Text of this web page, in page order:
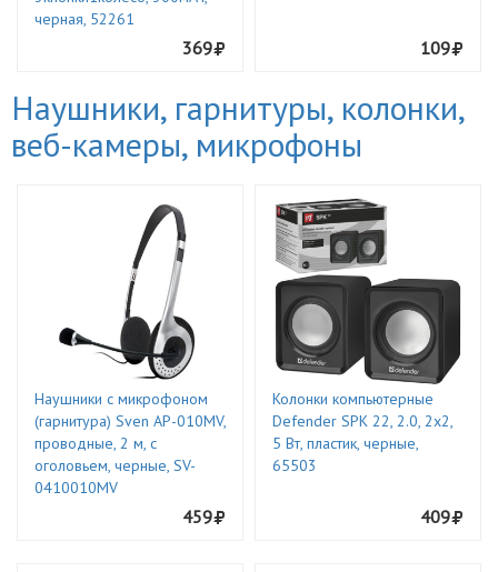
черная, 52261
369 109
Наушники, гарнитуры, колонки,
веб-камеры, микрофоны
Наушники с микрофоном
(гарнитура) Sven AP-010MV,
проводные, 2 м, с
оголовьем, черные, SV-
0410010MV
459
Колонки компьютерные
Defender SPK 22, 2.0, 2х2,
5 Вт, пластик, черные,
65503
409